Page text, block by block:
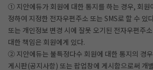
① 지안에듀가 회원에 대한 통지를 하는 경우, 회원
정하여 지정한 전자우편주소 또는 SMS로 할 수 있
또는 개인정보 변경 시에 잘못 오기된 전자우편주
대한 책임은 회원에게 있다.
② 지안에듀는 불특정다수 회원에 대한 통지의 경
게시판(공지사항) 또는 팝업창에 게시함으로써 개